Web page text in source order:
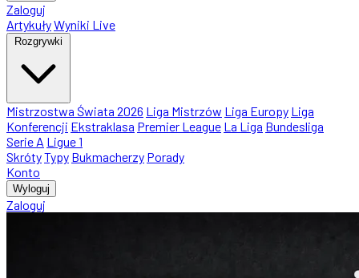
Zaloguj
ArtykułyWyniki Live
Rozgrywki
Mistrzostwa Świata 2026 Liga Mistrzów Liga Europy Liga
Konferencji Ekstraklasa Premier League La Liga Bundesliga
Serie A Ligue 1
SkrótyTypy Bukmacherzy Porady
Konto
Wyloguj
Zaloguj